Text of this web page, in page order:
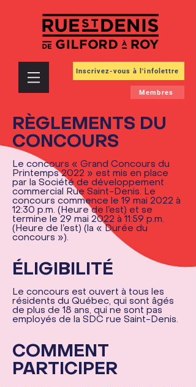
Inscrivez-vous à l'infolettre
Membres
RÈGLEMENTS DU
CONCOURS
Le concours « Grand Concours du
Printemps 2022 » est mis en place
par la Société de développement
commercial Rue Saint-Denis. Le
concours commence le 19 mai 2022 à
12:30 p.m. (Heure de l’est) et se
termine le 29 mai 2022 à 11:59 p.m.
(Heure de l’est) (la « Durée du
concours »).
ÉLIGIBILITÉ
Le concours est ouvert à tous les
résidents du Québec, qui sont âgés
de plus de 18 ans, qui ne sont pas
employés de la SDC rue Saint-Denis.
COMMENT
PARTICIPER